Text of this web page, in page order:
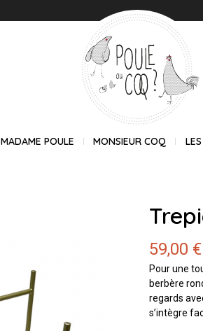
MADAME POULE MONSIEUR COQ
59,00 €
Pour une
berbère
regards
s’intègre